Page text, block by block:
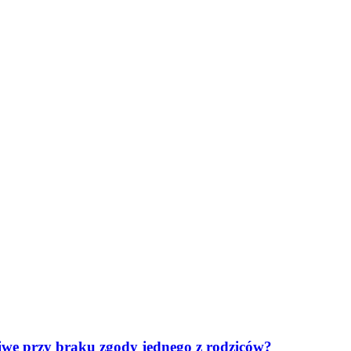
przy braku zgody jednego z rodziców?